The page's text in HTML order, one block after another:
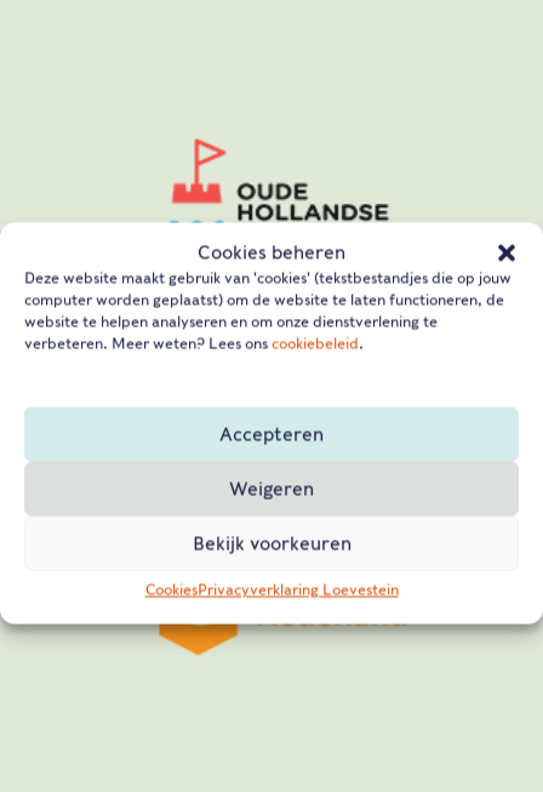
Cookies beheren
Deze website maakt gebruik van 'cookies' (tekstbestandjes die op jouw
computer worden geplaatst) om de website te laten functioneren, de
website te helpen analyseren en om onze dienstverlening te
verbeteren. Meer weten? Lees ons cookiebeleid.
Accepteren
Weigeren
Bekijk voorkeuren
CookiesPrivacyverklaring Loevestein